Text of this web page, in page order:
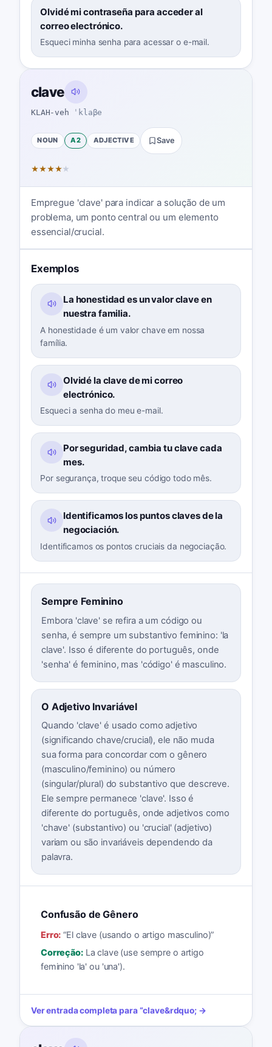
Olvidé mi contraseña para acceder al
correo electrónico.
Esqueci minha senha para acessar o e-mail.
clave
KLAH-veh ˈklaβe
NOUN A2 ADJECTIVE Save
★★★★★
Empregue 'clave' para indicar a solução de um
problema, um ponto central ou um elemento
essencial/crucial.
Exemplos
La honestidad es un valor clave en
nuestra familia.
A honestidade é um valor chave em nossa
família.
Olvidé la clave de mi correo
electrónico.
Esqueci a senha do meu e-mail.
Por seguridad, cambia tu clave cada
mes.
Por segurança, troque seu código todo mês.
Identificamos los puntos claves de la
negociación.
Identificamos os pontos cruciais da negociação.
Sempre Feminino
Embora 'clave' se refira a um código ou
senha, é sempre um substantivo feminino: 'la
clave'. Isso é diferente do português, onde
'senha' é feminino, mas 'código' é masculino.
O Adjetivo Invariável
Quando 'clave' é usado como adjetivo
(significando chave/crucial), ele não muda
sua forma para concordar com o gênero
(masculino/feminino) ou número
(singular/plural) do substantivo que descreve.
Ele sempre permanece 'clave'. Isso é
diferente do português, onde adjetivos como
'chave' (substantivo) ou 'crucial' (adjetivo)
variam ou são invariáveis dependendo da
palavra.
Confusão de Gênero
Erro: “El clave (usando o artigo masculino)”
Correção: La clave (use sempre o artigo
feminino 'la' ou 'una').
Ver entrada completa para“clave&rdquo; →